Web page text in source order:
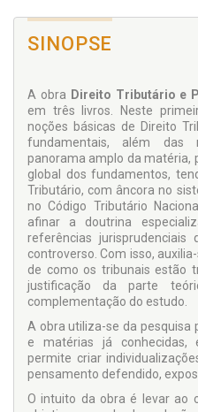
SINOPSE
A obra Direito Tributário e
em três livros. Neste
noções básicas de Direito
fundamen­tais, além das
panorama amplo da matéria,
global dos fundamen­tos,
Tributário, com âncora no
no Código Tributário
afinar a doutrina
referências jurisprudenciais
controverso. Com isso,
de como os tribunais estão
justificação da parte
complementação do estudo.
A obra utiliza-se da pesquisa
e matérias já conhecidas,
permite criar
pensamen­to defendido,
O intuito da obra é levar ao